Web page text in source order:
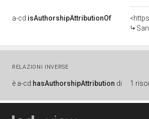
a-cd:isAuthorshipAttributionOf
RELAZIONI INVERSE
è a-cd:hasAuthorshipAttribution di 1